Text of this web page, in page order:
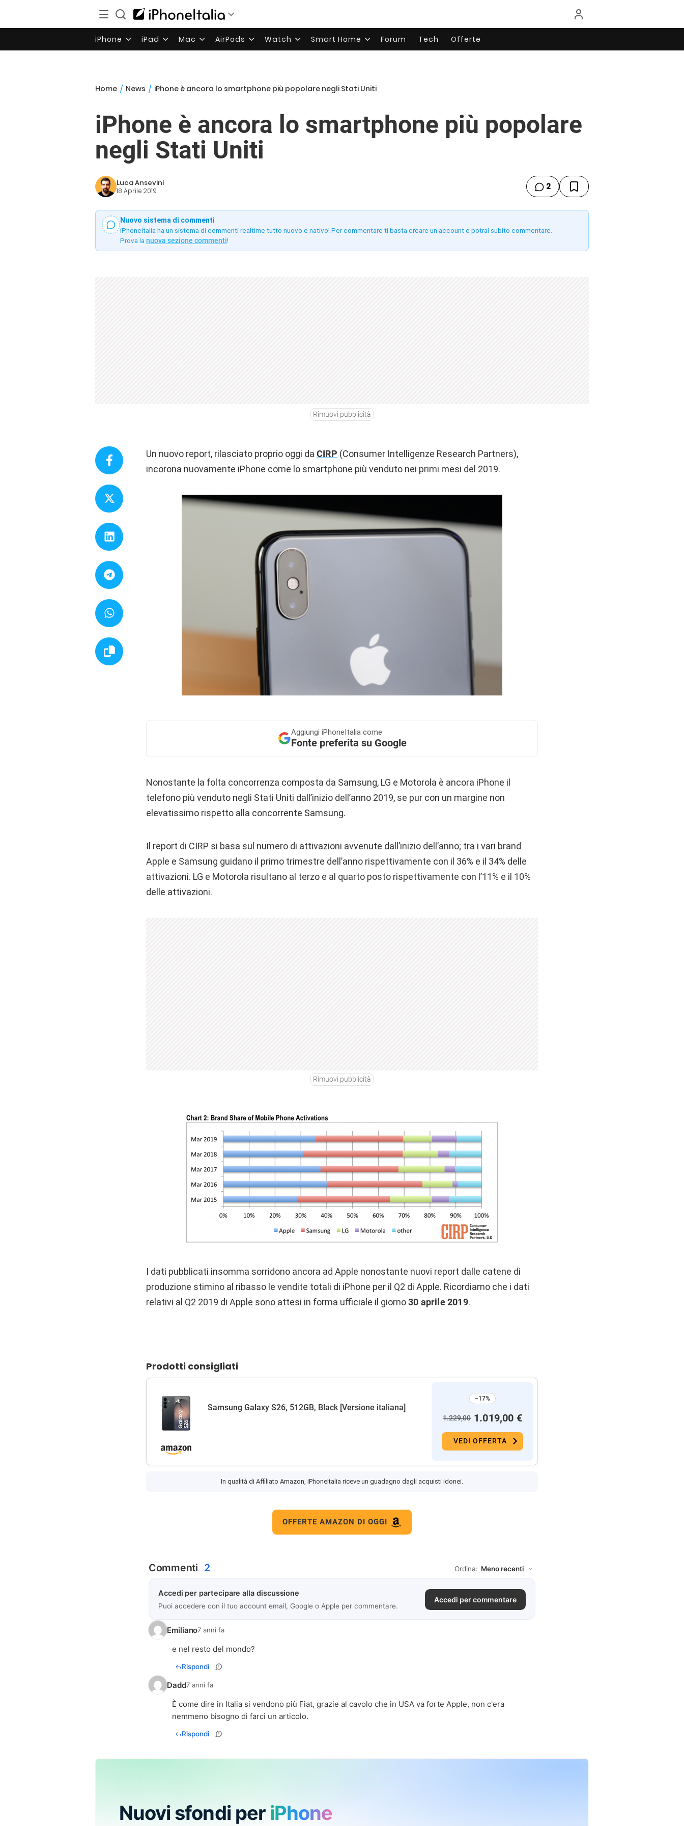
iPhone iPad Mac AirPods Watch Smart Home Forum Tech Offerte
Home / News / iPhone è ancora lo smartphone più popolare negli Stati Uniti
iPhone è ancora lo smartphone più popolare
negli Stati Uniti
Luca Ansevini
18 Aprile 2019 2
Nuovo sistema di commenti
iPhoneItalia ha un sistema di commenti realtime tutto nuovo e nativo! Per commentare ti basta creare un account e potrai subito commentare.
Prova la nuova sezione commenti!
Rimuovi pubblicità
Un nuovo report, rilasciato proprio oggi da CIRP (Consumer Intelligenze Research Partners),
incorona nuovamente iPhone come lo smartphone più venduto nei primi mesi del 2019.
Aggiungi iPhoneItalia come
Fonte preferita su Google
Nonostante la folta concorrenza composta da Samsung, LG e Motorola è ancora iPhone il
telefono più venduto negli Stati Uniti dall’inizio dell’anno 2019, se pur con un margine non
elevatissimo rispetto alla concorrente Samsung.
Il report di CIRP si basa sul numero di attivazioni avvenute dall’inizio dell’anno; tra i vari brand
Apple e Samsung guidano il primo trimestre dell’anno rispettivamente con il 36% e il 34% delle
attivazioni. LG e Motorola risultano al terzo e al quarto posto rispettivamente con l’11% e il 10%
delle attivazioni.
Rimuovi pubblicità
I dati pubblicati insomma sorridono ancora ad Apple nonostante nuovi report dalle catene di
produzione stimino al ribasso le vendite totali di iPhone per il Q2 di Apple. Ricordiamo che i dati
relativi al Q2 2019 di Apple sono attesi in forma ufficiale il giorno30 aprile 2019.
Prodotti consigliati
Samsung Galaxy S26, 512GB, Black [Versione italiana]
−17%
1.229,00 1.019,00 €
VEDI OFFERTA
In qualità di Affiliato Amazon, iPhoneItalia riceve un guadagno dagli acquisti idonei.
OFFERTE AMAZON DI OGGI
Commenti 2 Ordina:
Accedi per partecipare alla discussione
Puoi accedere con il tuo account email, Google o Apple per commentare.
Accedi per commentare
Emiliano7 anni fa
e nel resto del mondo?
Rispondi
Dadd7 anni fa
È come dire in Italia si vendono più Fiat, grazie al cavolo che in USA va forte Apple, non c'era
nemmeno bisogno di farci un articolo.
Rispondi
Nuovi sfondi per iPhone